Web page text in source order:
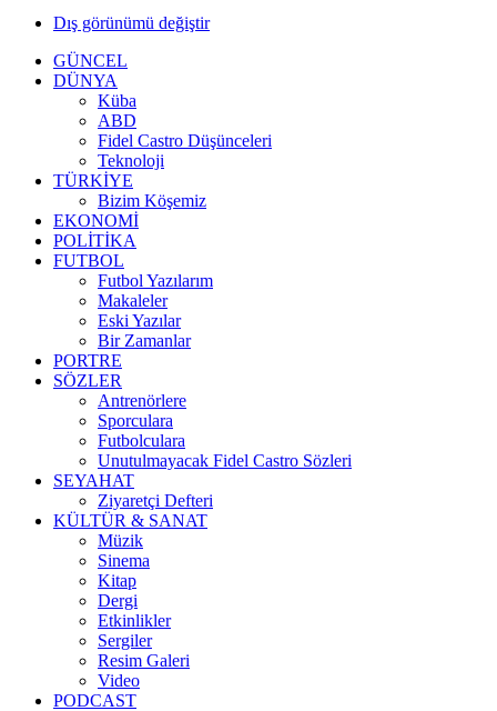
Dış görünümü değiştir
GÜNCEL
DÜNYA
Küba
ABD
Fidel Castro Düşünceleri
Teknoloji
TÜRKİYE
Bizim Köşemiz
EKONOMİ
POLİTİKA
FUTBOL
Futbol Yazılarım
Makaleler
Eski Yazılar
Bir Zamanlar
PORTRE
SÖZLER
Antrenörlere
Sporculara
Futbolculara
Unutulmayacak Fidel Castro Sözleri
SEYAHAT
Ziyaretçi Defteri
KÜLTÜR & SANAT
Müzik
Sinema
Kitap
Dergi
Etkinlikler
Sergiler
Resim Galeri
Video
PODCAST